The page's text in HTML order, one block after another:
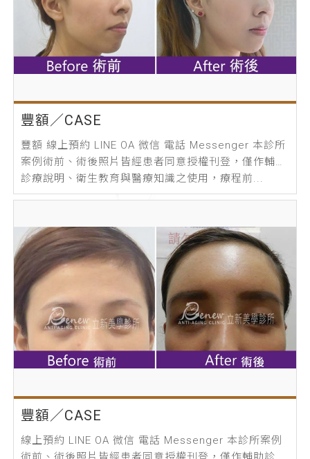
豐額／CASE
豐額 線上預約 LINE OA 微信 電話 Messenger 本診所
案例術前、術後照片皆經患者同意授權刊登，僅作輔助
診療說明、衛生教育與醫療知識之使用，療程前...
豐額／CASE
線上預約 LINE OA 微信 電話 Messenger 本診所案例